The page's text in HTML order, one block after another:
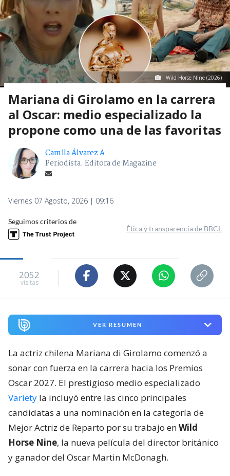
Wild Horse Nine (2026)
Mariana di Girolamo en la carrera
al Oscar: medio especializado la
propone como una de las favoritas
Camila Álvarez A
Periodista. Editora de Magazine
Viernes 07 Agosto, 2026 | 09:16
Seguimos criterios de
Ética y transparencia de BBCL
2052
visitas
VER RESUMEN
La actriz chilena Mariana di Girolamo comenzó a
sonar con fuerza en la carrera hacia los Premios
Oscar 2027. El prestigioso medio especializado
Variety la incluyó entre las cinco principales
candidatas a una nominación en la categoría de
Mejor Actriz de Reparto por su trabajo enWild
Horse Nine, la nueva película del director británico
y ganador del Oscar Martin McDonagh.